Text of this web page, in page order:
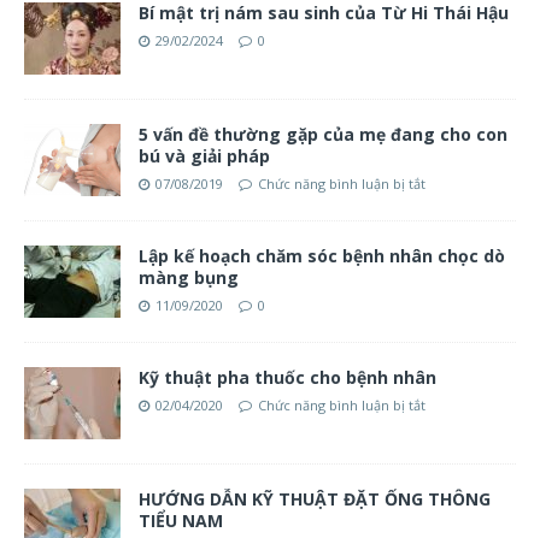
Bí mật trị nám sau sinh của Từ Hi Thái Hậu
29/02/2024 0
5 vấn đề thường gặp của mẹ đang cho con
bú và giải pháp
07/08/2019 Chức năng bình luận bị tắt
Lập kế hoạch chăm sóc bệnh nhân chọc dò
màng bụng
11/09/2020 0
Kỹ thuật pha thuốc cho bệnh nhân
02/04/2020 Chức năng bình luận bị tắt
HƯỚNG DẪN KỸ THUẬT ĐẶT ỐNG THÔNG
TIỂU NAM